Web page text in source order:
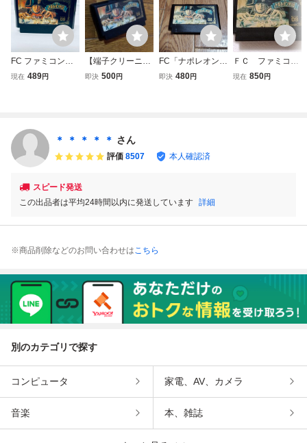
FC ファミコンソ
フト ナポレオン戦
現在 489円
【端子クリーニン
グ済み】FC ナポ
即決 500円
FC「ナポレオン戦
記」ソフトのみ
即決 480円
ＦＣ ファミコ
ン ナポレオン戦
現在 850円
＊ ＊ ＊ ＊ ＊ さん
評価 8507 本人確認済
スピード発送
この出品者は平均24時間以内に発送しています 詳細
※商品削除などのお問い合わせはこちら
別のカテゴリで探す
コンピュータ 家電、AV、カメラ
音楽 本、雑誌